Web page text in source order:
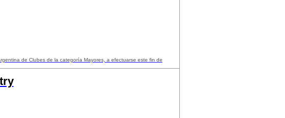
de Clubes de la categoría Mayores, a efectuarse este fin de